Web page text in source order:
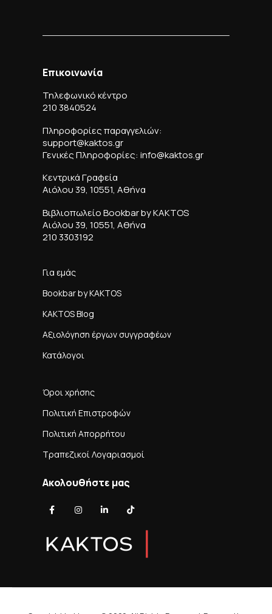
Επικοινωνία
Τηλεφωνικό κέντρο
210 3840524
Πληροφορίες παραγγελιών:
support@kaktos.gr
Γενικές Πληροφορίες: info@kaktos.gr
Κεντρικά Γραφεία
Αιόλου 39, 10551, Αθήνα
Βιβλιοπωλείο Bookbar by KAKTOS
Αιόλου 39, 10551, Αθήνα
210 3303192
Για εμάς
Bookbar by KAKTOS
KAKTOS Blog
Αξιολόγηση έργων συγγραφέων
Κατάλογοι
Όροι χρήσης
Πολιτική Επιστροφών
Πολιτική Απορρήτου
Τραπεζικοί Λογαριασμοί
Ακολουθήστε μας